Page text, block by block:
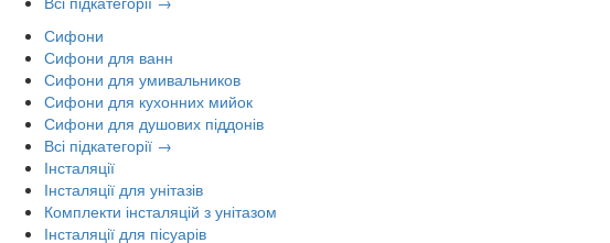
Сифони
Сифони для ванн
Сифони для умивальников
Сифони для кухонних мийок
Сифони для душових піддонів
Всі підкатегорії →
Інсталяції
Інсталяції для унітазів
Комплекти інсталяцій з унітазом
Інсталяції для пісуарів